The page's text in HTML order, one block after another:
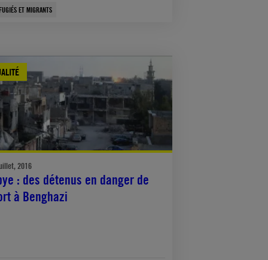
ET MIGRANTS
2016
: des détenus en danger de
à Benghazi